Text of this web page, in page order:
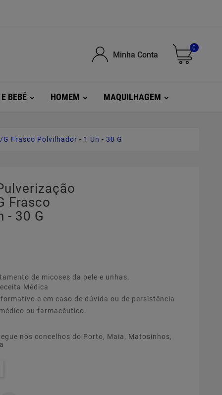
Minha Conta
0
BEBÉ HOMEM MAQUILHAGEM
Frasco Polvilhador - 1 Un - 30 G
Frasco
- 30 G
de micoses da pele e unhas.
Médica
e em caso de dúvida ou de persistência
ou farmacêutico.
nos concelhos do Porto, Maia, Matosinhos,